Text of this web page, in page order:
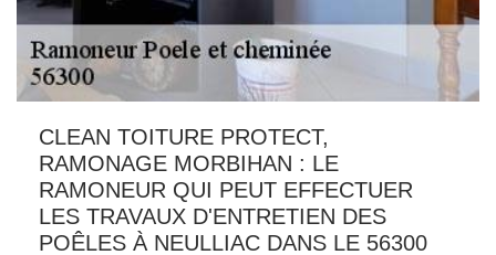
CLEAN TOITURE PROTECT,
RAMONAGE MORBIHAN : LE
RAMONEUR QUI PEUT EFFECTUER
LES TRAVAUX D'ENTRETIEN DES
POÊLES À NEULLIAC DANS LE 56300